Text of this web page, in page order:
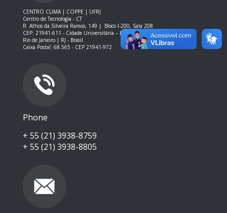
CENTRO CLIMA | COPPE | UFRJ
Centro de Tecnologia - CT
R. Athos da Silveira Ramos, 149 |
Bloco I-200, Sala 208
CEP: 21941-611 - Cidade Universitária – Ilha do Fundão – RJ
Rio de Janeiro | RJ - Brasil
Caixa Postal: 68.565 - CEP 21941-972
Phone
+ 55 (21) 3938-8759
+ 55 (21) 3938-8805